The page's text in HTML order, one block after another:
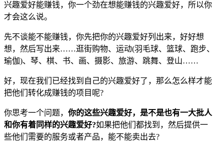
兴趣爱好能赚钱，你一个劲在想能赚钱的兴趣爱好，所以你
才会这么说。
先不谈能不能赚钱，你先把你的兴趣爱好列出来，好好想
想，然后写出来……逛街购物、运动(羽毛球、篮球、跑步、
瑜伽)、琴、棋、书、画、摄影、旅游、跳舞、登山……
好，现在我们已经找到自己的兴趣爱好了，那么怎么样才能
把他们转化成赚钱的项目呢?
你思考一个问题， 你的这些兴趣爱好，是不是也有一大批人
和你有着同样的兴趣爱好?如果把他们都找到，然后提供一
些他们需要的服务或者产品，能不能卖出去?